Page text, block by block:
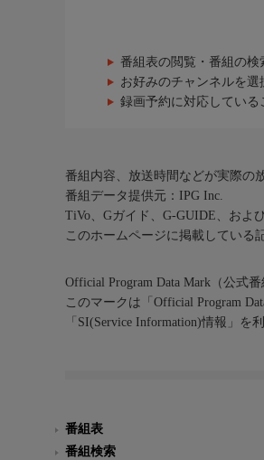
番組表の閲覧・番組の
お好みのチャンネルを選
録画予約に対応している
番組内容、放送時間などが実際の
番組データ提供元：IPG Inc.
TiVo、Gガイド、G-GUIDE、およ
このホームページに掲載している
Official Program Data Mark（公式番
このマークは「Official Program
「SI(Service Information)情報」を
番組表
番組検索